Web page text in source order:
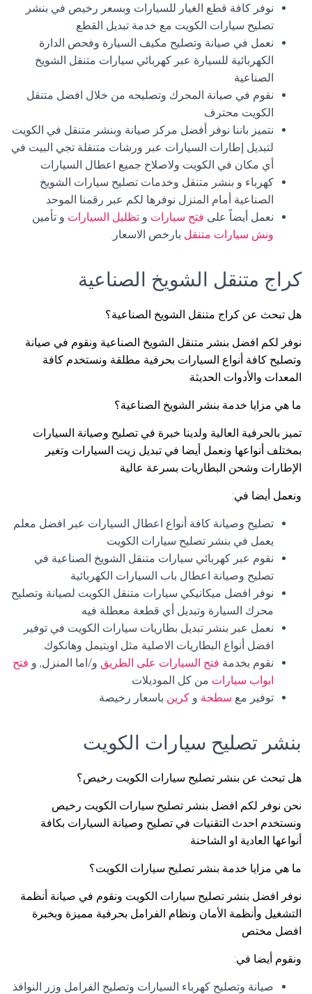
نوفر كافة قطع الغيار للسيارات وبسعر رخيص في بنشر
تصليح سيارات الكويت مع خدمة تبديل القطع
نعمل في صيانة وتصليح مكيف السيارة وفحص الدارة
الكهربائية للسيارة عبر كهربائي سيارات متنقل الشويخ
الصناعية
نقوم في صيانة المحرك وتصليحه من خلال افضل متنقل
الكويت محترف
نتميز باننا نوفر أفضل مركز صيانة وبنشر متنقل في الكويت
لتبديل إطارات السيارات عبر ورشات متنقلة تجي البيت في
أي مكان في الكويت ولاصلاح جميع اعطال السيارات
كهرباء و بنشر متنقل وخدمات تصليح سيارات الشويخ
الصناعية أمام المنزل نوفرها لكم عبر رقمنا الموحد
نعمل أيضاً على فتح سيارات و تظليل السيارات و تأمين
ونش سيارات متنقل بارخص الاسعار.
كراج متنقل الشويخ الصناعية
هل تبحث عن كراج متنقل الشويخ الصناعية؟
نوفر لكم افضل بنشر متنقل الشويخ الصناعية ونقوم في صيانة
وتصليح كافة أنواع السيارات بحرفية مطلقة ونستخدم كافة
المعدات والأدوات الحديثة
ما هي مزايا خدمة بنشر الشويخ الصناعية؟
تميز بالحرفية العالية ولدينا خبرة في تصليح وصيانة السيارات
بمختلف أنواعها ونعمل أيضا في تبديل زيت السيارات وتغير
الإطارات وشحن البطاريات بسرعة عالية
ونعمل أيضا في:
تصليح وصيانة كافة أنواع اعطال السيارات عبر افضل معلم
يعمل في بنشر تصليح سيارات الكويت
نقوم عبر كهربائي سيارات متنقل الشويخ الصناعية في
تصليح وصيانة اعطال باب السيارات الكهربائية
نوفر افضل ميكانيكي سيارات متنقل الكويت لصيانة وتصليح
محرك السيارة وتبديل أي قطعة معطلة فيه
نعمل عبر بنشر تبديل بطاريات سيارات الكويت في توفير
افضل أنواع البطاريات الاصلية مثل اوبتيمل وهانكوك.
نقوم بخدمة فتح السيارات على الطريق و/اما المنزل, و فتح
ابواب سيارات من كل الموديلات.
توفير مع سطحة و كرين باسعار رخيصة.
بنشر تصليح سيارات الكويت
هل تبحث عن بنشر تصليح سيارات الكويت رخيص؟
نحن نوفر لكم افضل بنشر تصليح سيارات الكويت رخيص
ونستخدم احدث التقنيات في تصليح وصيانة السيارات بكافة
أنواعها العادية او الشاحنة.
ما هي مزايا خدمة بنشر تصليح سيارات الكويت؟
نوفر افضل بنشر تصليح سيارات الكويت ونقوم في صيانة أنظمة
التشغيل وأنظمة الأمان ونظام الفرامل بحرفية مميزة وبخبرة
افضل مختص
ونقوم أيضا في:
صيانة وتصليح كهرباء السيارات وتصليح الفرامل وزر النوافذ